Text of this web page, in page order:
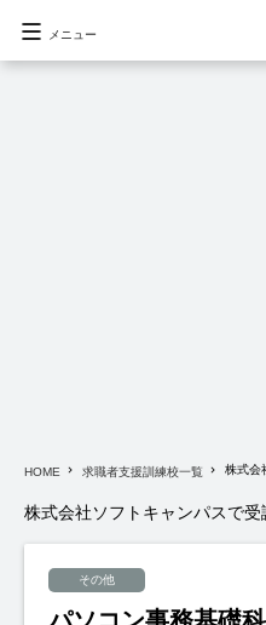
メニュー
HOME navigate_next 求職者支援訓練校一覧 navigate_next 株式会
株式会社ソフトキャンパスで
その他